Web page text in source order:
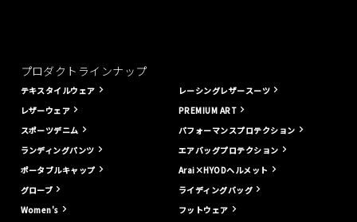
プロダクトラインナップ
テキスタイルウェア
レザーウェア
スポーツデニム
ランディングパンツ
ポータブルキャップ
グローブ
Women's
レーシングレザースーツ
PREMIUM ART
パフォーマンスプロテクション
エアバッグプロテクション
Arai×HYODヘルメット
ライディングバッグ
フットウェア